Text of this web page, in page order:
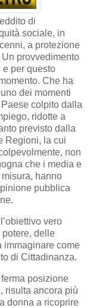
di
sociale, in
a protezione
provvedimento
e per questo
Che ha
dei momenti
colpito dalla
ridotte a
previsto dalla
Regioni, la cui
non
che i media e
hanno
pubblica
vero
delle
immaginare come
di Cittadinanza.
posizione
risulta ancora più
donna a ricoprire